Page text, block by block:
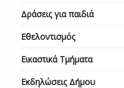
Δράσεις για παιδιά
Εθελοντισμός
Εικαστικά Τμήματα
Εκδηλώσεις Δήμου